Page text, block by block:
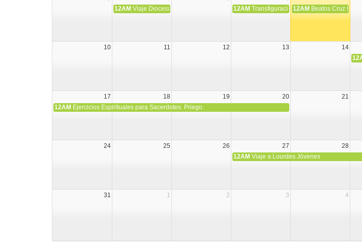
12AM Viaje Diocesano a Japón. 12AM Transfiguración del Señor
12AM Beatos Cruz
10 11 12 13 14
17 18 19 20 21
12AM Ejercicios Espirituales para Sacerdotes. Priego.
24 25 26 27 28
12AM Viaje a Lourdes Jóvenes
31 1 2 3 4